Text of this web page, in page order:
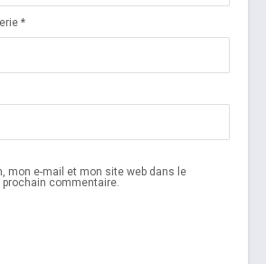
*
mon e-mail et mon site web dans le
commentaire.